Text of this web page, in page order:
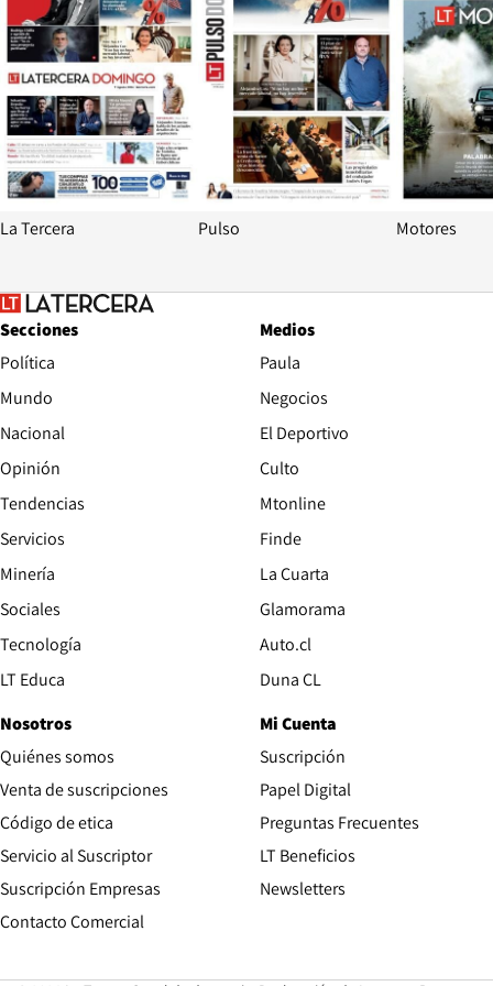
La Tercera Pulso Motores
Secciones
Política
Mundo
Nacional
Opinión
Tendencias
Servicios
Minería
Sociales
Tecnología
LT Educa
Medios
Paula
Negocios
El Deportivo
Culto
Mtonline
Finde
La Cuarta
Glamorama
Auto.clOpens in new window
Duna CLOpens in new window
Nosotros
Quiénes somos
Venta de suscripciones
Código de etica Opens in new window
Servicio al Suscriptor
Suscripción Empresas
Contacto ComercialOpens in new window
Mi Cuenta
Suscripción
Papel DigitalOpens in new
Preguntas Frecuentes
LT Beneficios
Newsletters